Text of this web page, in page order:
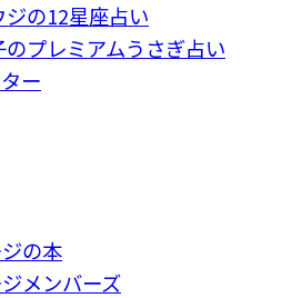
の12星座占い
プレミアムうさぎ占い
ー
の本
メンバーズ